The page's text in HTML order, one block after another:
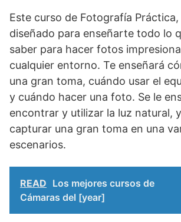
Este curso de Fotografía Práctica,
diseñado para enseñarte todo lo
saber para hacer fotos
cualquier entorno. Te enseñará
una gran toma, cuándo usar el
y cuándo hacer una foto. Se le
encontrar y utilizar la luz natural,
capturar una gran toma en una
escenarios.
READ Los mejores cursos de
Cámaras del [year]